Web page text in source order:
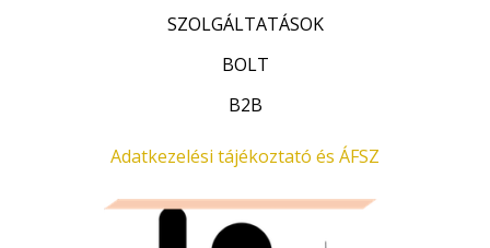
SZOLGÁLTATÁSOK
BOLT
B2B
Adatkezelési tájékoztató és ÁFSZ